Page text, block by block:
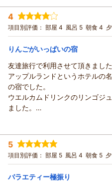
ますよう、今後もより一層の
次回も変わらぬ癒しのひととき
スタッフ一同心よりお待ち申
どうぞ季節を変えて、またお寛
アップルおもてなし向上委員会
また、青森＝アップルランド
き、大変うれしく思います。
で古い友人や同級生に再会した
えました。
ご投稿の通り、外観はほとんど
いただけるよう心がけておりま
ただし、30年前と大きく異な
すべすべ・つるつるの温泉（美
お客様からも多くのお褒めの
また、調理スタッフはりんごを
を活かし、四季折々の工夫を
さらに宿泊企画スタッフも、
まな企画を知恵を絞ってご提案
利用ください。
この度は当ホテルをご利用いた
それがまた心が籠っていて最高で
一つだけ、食事中インバウンド
ことが
お風呂！
あの素晴らしいお湯に感動しまし
オッサンにも関わらず()スベス
接客も気持ちいいですね、到着
そしてウエルカムリンゴ
出発時とのギャップは、団体さ
またお伺いします！
宿泊時期： 2026年03月宿泊 (夫婦旅
投稿者： ろこさん(男性/50代)
宿泊プラン： 【冬の超得キャンペー
付」～バイキング＜ダイニング星の
宿泊価格帯： 15,001～16,000円(大人
青森のお宿 ホテルアップルランドか
ろこ様
この度は当館をご利用いただき
第一印象とは異なり、「非日
お言葉を頂戴し、大変嬉しく拝
リンゴの創作料理や温泉にも
でございます。
温泉につきましては、昨年源
てお肌にやさしい、つるつると
よりご好評をいただいておりま
お食事中の環境につきましては
4
項目別評価： 部屋 4 風呂 5 朝食 4
りんごがいっぱいの宿
友達旅行で利用させて頂きました
アップルランドというホテルの
の宿でした。
ウエルカムドリンクのリンゴジ
ました。
りんごの食べ比べもできればさ
宿泊時期： 2026年03月宿泊 (友達旅
投稿者： 723さん(女性/30代)
宿泊プラン： 【冬の超得キャンペー
付」～バイキング＜ダイニング星の
宿泊価格帯： 15,001～16,000円(大人
5
項目別評価： 部屋 5 風呂 4 朝食 5
バラエティー極振り